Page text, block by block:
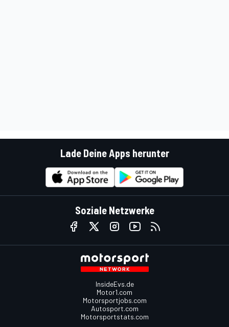
Lade Deine Apps herunter
Soziale Netzwerke
InsideEvs.de
Motor1.com
Motorsportjobs.com
Autosport.com
Motorsportstats.com